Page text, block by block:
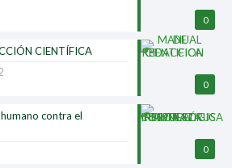
0
0
CIENTÍFICA
0
contra el